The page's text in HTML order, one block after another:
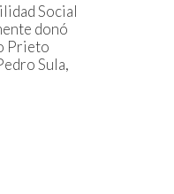
Social
donó
Prieto
Sula,